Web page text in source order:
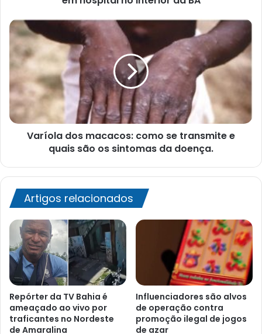
Varíola
dos
macacos:
como
transmite
e
quais
são
Varíola dos macacos: como se transmite e
quais são os sintomas da doença.
Artigos relacionados
Repórter da TV Bahia é
ameaçado ao vivo por
traficantes no Nordeste
de Amaralina
Influenciadores são alvos
de operação contra
promoção ilegal de jogos
de azar